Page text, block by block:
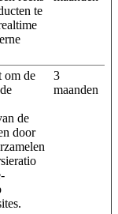
te
om de
de
door
3
maanden